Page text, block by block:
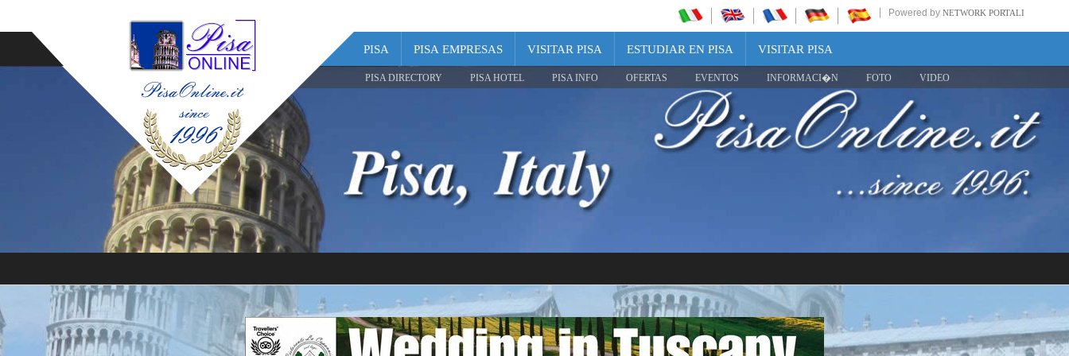
Powered by NETWORK PORTALI
PISA PISA EMPRESAS VISITAR PISA ESTUDIAR EN PISA VISITAR PISA
PISA DIRECTORY PISA HOTEL PISA INFO OFERTAS EVENTOS INFORMACI�N FOTO VIDEO
Share